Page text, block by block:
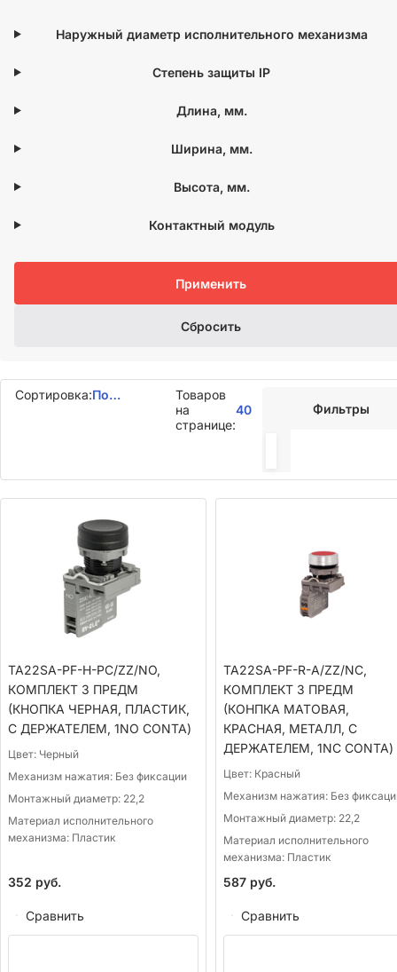
Наружный диаметр исполнительного механизма
Степень защиты IP
Длина, мм.
Ширина, мм.
Высота, мм.
Контактный модуль
Применить
Сбросить
Сортировка:По
Товаров
на
странице:
40 Фильтры
TA22SA-PF-H-PC/ZZ/NO,
КОМПЛЕКТ 3 ПРЕДМ
(КНОПКА ЧЕРНАЯ, ПЛАСТИК,
С ДЕРЖАТЕЛЕМ, 1NО CONTA)
Цвет: Черный
Механизм нажатия: Без фиксации
Монтажный диаметр: 22,2
Материал исполнительного
механизма: Пластик
352 руб.
Сравнить
TA22SA-PF-R-A/ZZ/NC,
КОМПЛЕКТ 3 ПРЕДМ
(КОНПКА МАТОВАЯ,
КРАСНАЯ, МЕТАЛЛ, С
ДЕРЖАТЕЛЕМ, 1NC CONTA)
Цвет: Красный
Механизм нажатия: Без
Монтажный диаметр: 22,2
Материал исполнительного
механизма: Пластик
587руб.
Сравнить